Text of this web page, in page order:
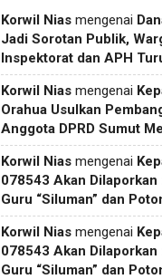
Korwil Nias mengenai
Jadi Sorotan Publik,
Inspektorat dan APH
Korwil Nias mengenai
Orahua Usulkan
Anggota DPRD Sumut
Korwil Nias mengenai
078543 Akan Dilaporkan
Guru “Siluman” dan
Korwil Nias mengenai
078543 Akan Dilaporkan
Guru “Siluman” dan